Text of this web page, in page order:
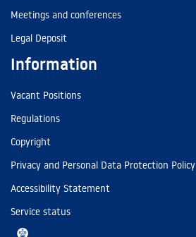
Meetings and conferences
Legal Deposit
Information
Vacant Positions
Regulations
Copyright
Privacy and Personal Data Protection Policy
Accessibility Statement
Service status